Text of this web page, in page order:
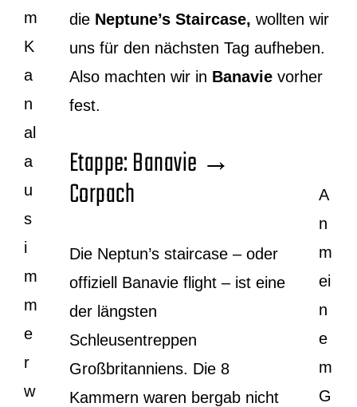
m
K
a
n
al
a
u
s
i
m
m
e
r
w
die Neptune’s Staircase, wollten wir
uns für den nächsten Tag aufheben.
Also machten wir in Banavievorher
fest.
A
n
m
ei
n
e
m
G
Etappe: Banavie →
Corpach
Die Neptun’s staircase – oder
offiziell Banavie flight – ist eine
der längsten
Schleusentreppen
Großbritanniens. Die 8
Kammern waren bergab nicht